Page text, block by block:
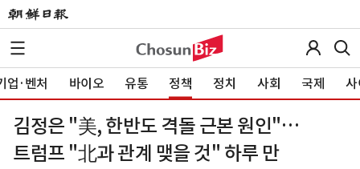
업·벤처 바이오 유통 정책 정치 사회 국제 사
김정은 "美, 한반도 격돌 근본 원인"…
트럼프 "北과 관계 맺을 것" 하루 만